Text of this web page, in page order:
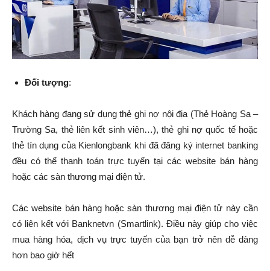
Đối tượng:
Khách hàng đang sử dụng thẻ ghi nợ nội địa (Thẻ Hoàng Sa –
Trường Sa, thẻ liên kết sinh viên…), thẻ ghi nợ quốc tế hoặc
thẻ tín dụng của Kienlongbank khi đã đăng ký internet banking
đều có thể thanh toán trực tuyến tại các website bán hàng
hoặc các sàn thương mại điện tử.
Các website bán hàng hoặc sàn thương mại điện tử này cần
có liên kết với Banknetvn (Smartlink). Điều này giúp cho việc
mua hàng hóa, dịch vụ trực tuyến của bạn trở nên dễ dàng
hơn bao giờ hết